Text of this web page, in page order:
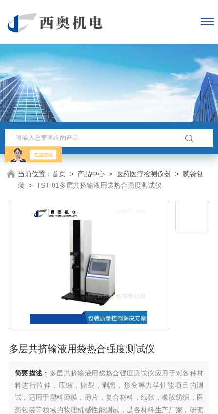
当前位置：首页 > 产品中心 > 医药医疗检测仪器 > 膜袋包
装 >TST-01多层共挤输液用袋热合强度测试仪
多层共挤输液用袋热合强度测试仪
简要描述： 多层共挤输液用袋热合强度测试仪应用于对各种材
料进行拉伸，压缩，撕裂，剥离，形变等力学性能项目的测
试，适用于塑料薄膜，薄片，复合材料，纸张，橡胶纺织，医
药包装等领域的物理机械性能测试，是各材料生产厂家，研究